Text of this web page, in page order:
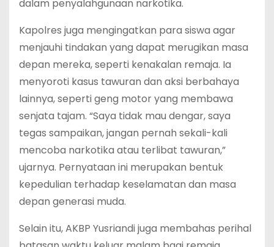
dalam penyalahgunaan narkotika.
Kapolres juga mengingatkan para siswa agar
menjauhi tindakan yang dapat merugikan masa
depan mereka, seperti kenakalan remaja. Ia
menyoroti kasus tawuran dan aksi berbahaya
lainnya, seperti geng motor yang membawa
senjata tajam. “Saya tidak mau dengar, saya
tegas sampaikan, jangan pernah sekali-kali
mencoba narkotika atau terlibat tawuran,”
ujarnya. Pernyataan ini merupakan bentuk
kepedulian terhadap keselamatan dan masa
depan generasi muda.
Selain itu, AKBP Yusriandi juga membahas perihal